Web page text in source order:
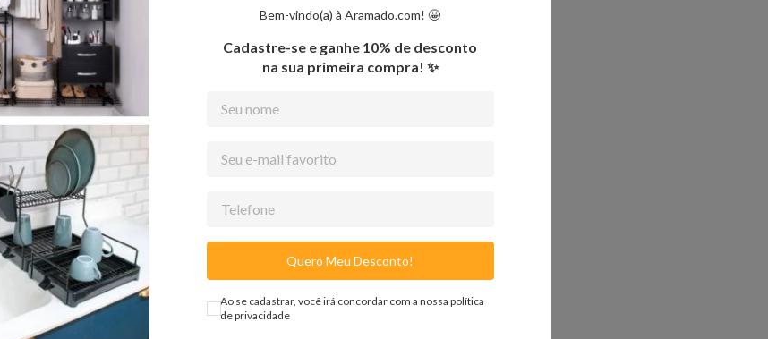
Bem-vindo(a) à Aramado.com! 🤩
Cadastre-se e ganhe 10% de desconto
na sua primeira compra! ✨
Quero Meu Desconto!
Ao se cadastrar, você irá concordar com a nossa política
de privacidade